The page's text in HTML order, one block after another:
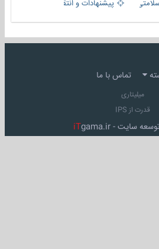
پیشنهادات و انتقادات
تماس با ما
میلیتاری
قدرت از IPS
سايت - iTgama.ir